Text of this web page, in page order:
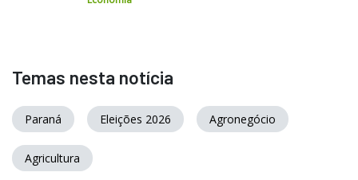
Temas nesta notícia
Paraná Eleições 2026 Agronegócio
Agricultura